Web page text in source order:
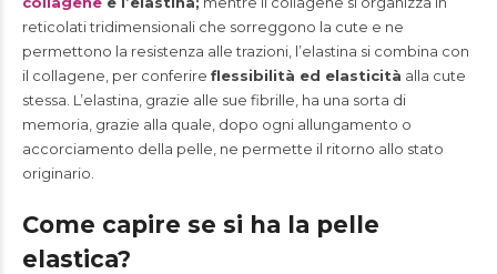
reticolati tridimensionali che sorreggono la cute e ne
permettono la resistenza alle trazioni, l’elastina si combina con
il collagene, per conferire flessibilità ed elasticità alla cute
stessa. L’elastina, grazie alle sue fibrille, ha una sorta di
memoria, grazie alla quale, dopo ogni allungamento o
accorciamento della pelle, ne permette il ritorno allo stato
originario.
Come capire se si ha la pelle
elastica?